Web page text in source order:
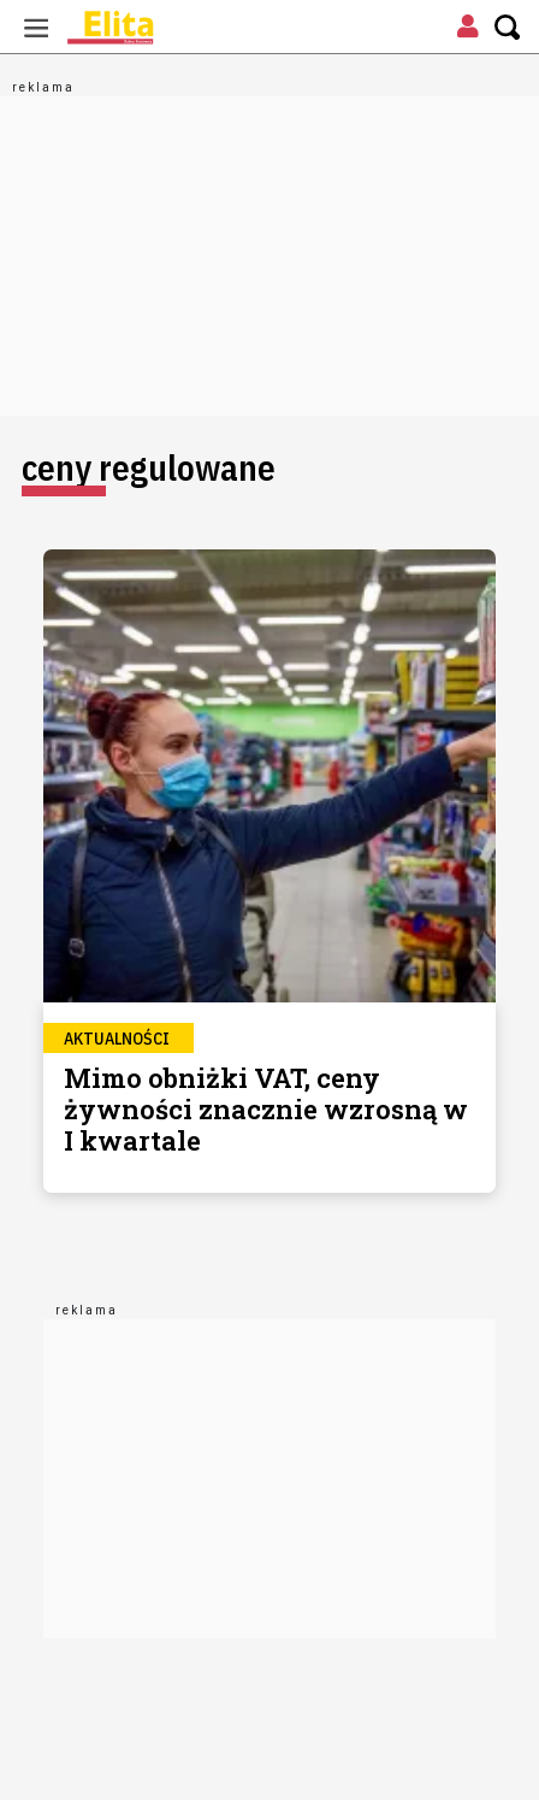
ceny regulowane
AKTUALNOŚCI
Mimo obniżki VAT, ceny
żywności znacznie wzrosną w
I kwartale